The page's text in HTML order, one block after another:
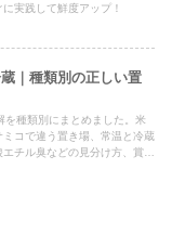
実践して鮮度アップ！
｜種類別の正しい置
種類別にまとめました。米
コで違う置き場、常温と冷蔵
チル臭などの見分け方、賞味